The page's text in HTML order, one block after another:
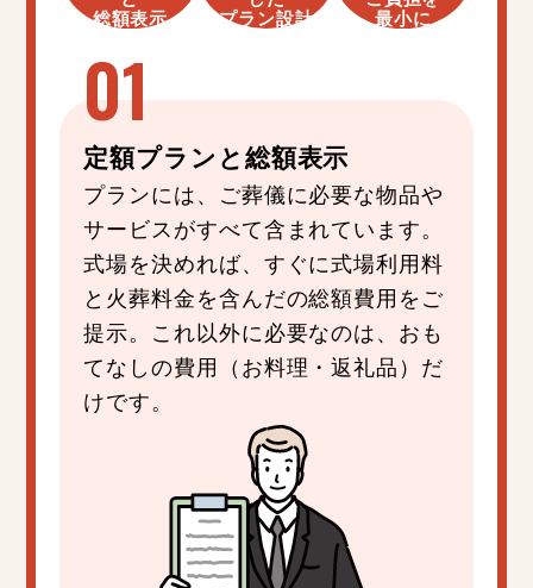
総額表示 プラン設計 最小に
定額プラン と総額表示
プランには、ご葬儀に必要な物品や
サービスがすべて含まれています。
式場を決めれば、すぐに式場利用料
と火葬料金を含んだの総額費用をご
提示。これ以外に必要なのは、おも
てなしの費用（お料理・返礼品）だ
けです。